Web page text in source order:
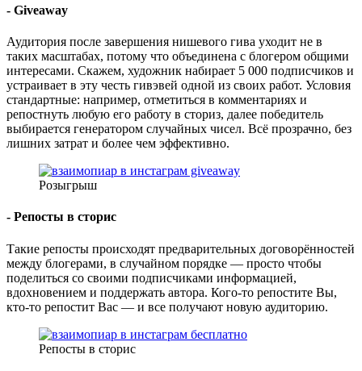
- Giveaway
Аудитория после завершения нишевого гива уходит не в
таких масштабах, потому что объединена с блогером общими
интересами. Скажем, художник набирает 5 000 подписчиков и
устраивает в эту честь гивэвей одной из своих работ. Условия
стандартные: например, отметиться в комментариях и
репостнуть любую его работу в сториз, далее победитель
выбирается генератором случайных чисел. Всё прозрачно, без
лишних затрат и более чем эффективно.
Розыгрыш
- Репосты в сторис
Такие репосты происходят предварительных договорённостей
между блогерами, в случайном порядке — просто чтобы
поделиться со своими подписчиками информацией,
вдохновением и поддержать автора. Кого-то репостите Вы,
кто-то репостит Вас — и все получают новую аудиторию.
Репосты в сторис